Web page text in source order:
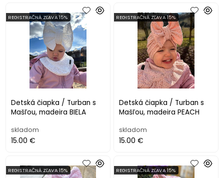
Detská čiapka / Turban s
Mašľou, madeira BIELA
REGISTRAČNÁ ZĽAVA 15%
skladom
15.00 €
Detská čiapka / Turban s
Mašľou, madeira PEACH
REGISTRAČNÁ ZĽAVA 15%
skladom
15.00 €
REGISTRAČNÁ ZĽAVA 15% REGISTRAČNÁ ZĽAVA 15%